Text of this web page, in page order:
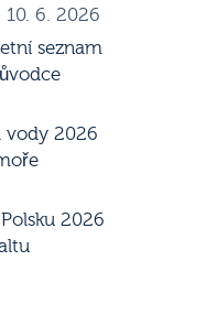
10. 6. 2026
seznam
vody 2026
2026